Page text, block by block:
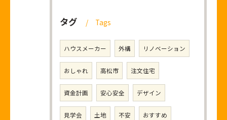
タグ Tags
ハウスメーカー 外構 リノベーション
おしゃれ 高松市 注文住宅
資金計画 安心安全 デザイン
見学会 土地 不安 おすすめ